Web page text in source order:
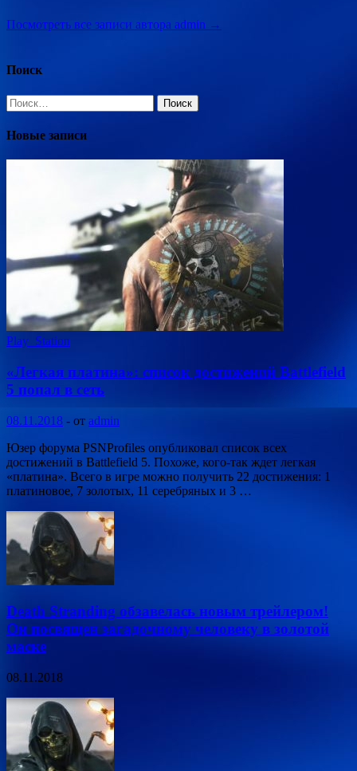
Посмотреть все записи автора admin →
Поиск
Найти:
Новые записи
Play_Station
«Легкая платина»: список достижений Battlefield
5 попал в сеть
08.11.2018 - от admin
Юзер форума PSNProfiles опубликовал список всех
достижений в Battlefield 5. Похоже, кого-так ждет легкая
«платина». Всего в игре можно получить 22 достижения: 1
платиновое, 7 золотых, 11 серебряных и 3 …
Death Stranding обзавелась новым трейлером!
Он посвящен загадочному человеку в золотой
маске
08.11.2018